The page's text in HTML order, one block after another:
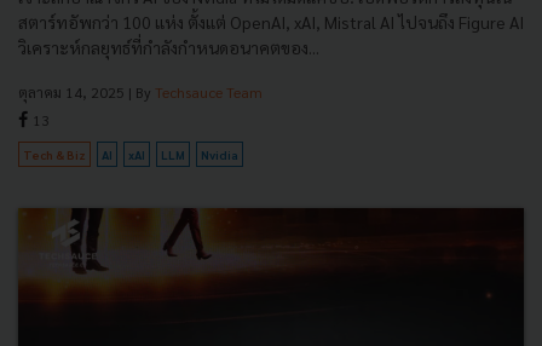
สตาร์ทอัพกว่า 100 แห่ง ตั้งแต่ OpenAI, xAI, Mistral AI ไปจนถึง Figure AI
วิเคราะห์กลยุทธ์ที่กำลังกำหนดอนาคตของ...
ตุลาคม 14, 2025 | By Techsauce Team
13
Tech & Biz AI xAI LLM Nvidia